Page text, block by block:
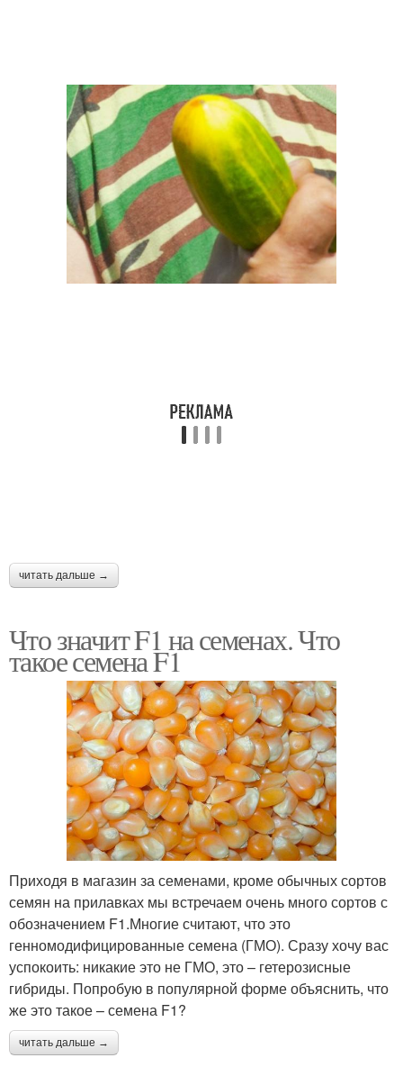
читать дальше →
Что значит F1 на семенах. Что
такое семена F1
Приходя в магазин за семенами, кроме обычных сортов
семян на прилавках мы встречаем очень много сортов с
обозначением F1.Многие считают, что это
генномодифицированные семена (ГМО). Сразу хочу вас
успокоить: никакие это не ГМО, это – гетерозисные
гибриды. Попробую в популярной форме объяснить, что
же это такое – семена F1?
читать дальше →